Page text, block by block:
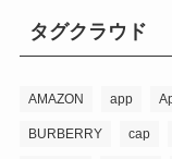
タグクラウド
AMAZON app
BURBERRY cap